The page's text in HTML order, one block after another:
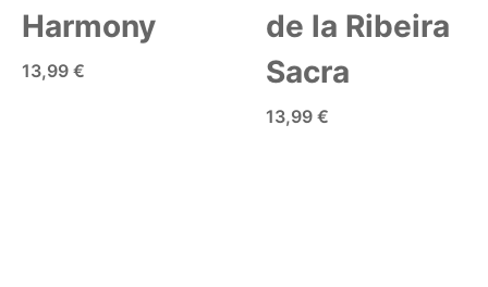
Harmony
13,99 €
de la Ribeira
Sacra
13,99 €